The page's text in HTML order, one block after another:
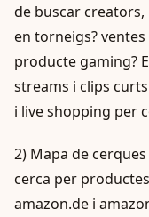
de buscar creators,
en torneigs?
producte gaming?
streams i clips
i live shopping per
2) Mapa de
cerca per
amazon.de i